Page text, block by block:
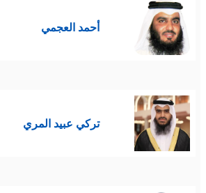
أحمد العجمي
تركي عبيد المري